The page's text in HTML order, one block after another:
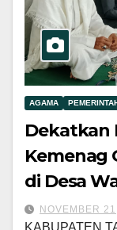
AGAMA
Dekatkan
Kemenag
di Desa
NOVEMBER